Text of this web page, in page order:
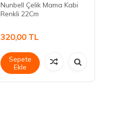
Nunbell Çelik Mama Kabi
Renkli 22Cm
320,00 TL
Sepete
Ekle